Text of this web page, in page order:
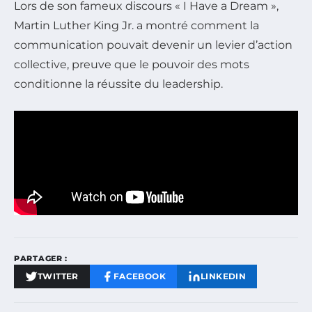
Lors de son fameux discours « I Have a Dream »,
Martin Luther King Jr. a montré comment la
communication pouvait devenir un levier d’action
collective, preuve que le pouvoir des mots
conditionne la réussite du leadership.
PARTAGER :
TWITTER FACEBOOK LINKEDIN